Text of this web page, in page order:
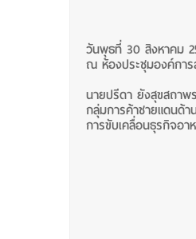
วันพุธที่ 30 สิงหาคม
ณ ห้องประชุมองค์การ
นายปรีดา ยังสุขสถา
กลุ่มการค้าชายแดนด้า
การขับเคลื่อนธุรกิจอา